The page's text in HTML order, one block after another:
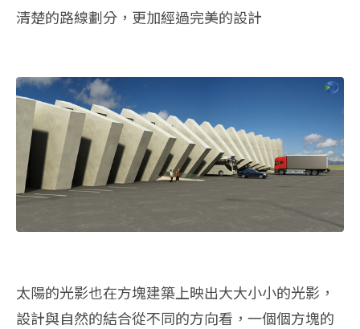
清楚的路線劃分，更加經過完美的設計
太陽的光影也在方塊建築上映出大大小小的光影，
設計與自然的結合從不同的方向看，一個個方塊的